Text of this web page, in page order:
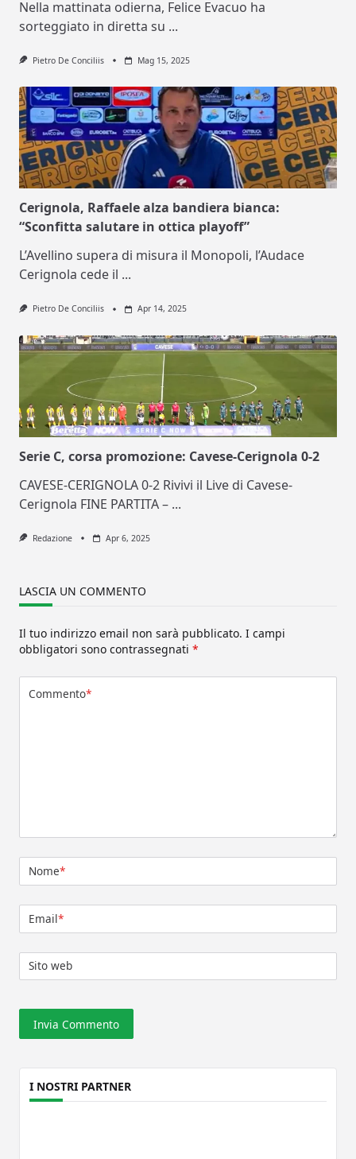
Nella mattinata odierna, Felice Evacuo ha
sorteggiato in diretta su ...
Pietro De Conciliis Mag 15, 2025
Cerignola, Raffaele alza bandiera bianca:
“Sconfitta salutare in ottica playoff”
L’Avellino supera di misura il Monopoli, l’Audace
Cerignola cede il ...
Pietro De Conciliis Apr 14, 2025
Serie C, corsa promozione: Cavese-Cerignola 0-2
CAVESE-CERIGNOLA 0-2 Rivivi il Live di Cavese-
Cerignola FINE PARTITA – ...
Redazione Apr 6, 2025
LASCIA UN COMMENTO
Il tuo indirizzo email non sarà pubblicato. I campi
obbligatori sono contrassegnati *
Commento*
Nome*
Email*
Sito web
I NOSTRI PARTNER